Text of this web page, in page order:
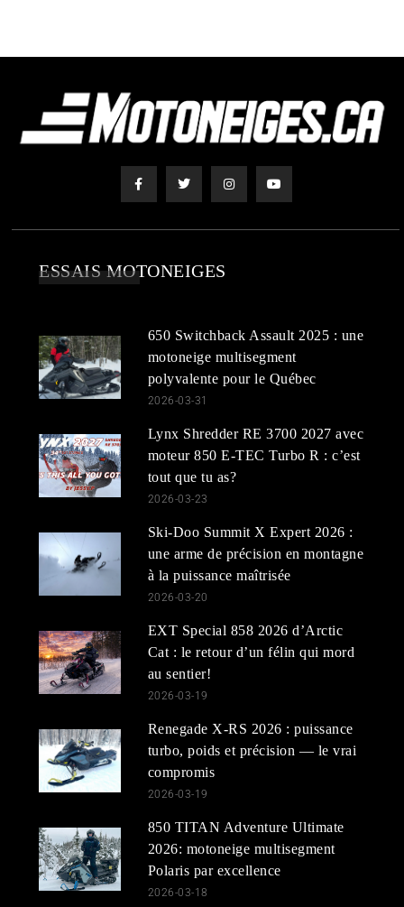
ESSAIS MOTONEIGES
650 Switchback Assault 2025 : une
motoneige multisegment
polyvalente pour le Québec
2026-03-31
Lynx Shredder RE 3700 2027 avec
moteur 850 E-TEC Turbo R : c’est
tout que tu as?
2026-03-23
Ski-Doo Summit X Expert 2026 :
une arme de précision en montagne
à la puissance maîtrisée
2026-03-20
EXT Special 858 2026 d’Arctic
Cat : le retour d’un félin qui mord
au sentier!
2026-03-19
Renegade X-RS 2026 : puissance
turbo, poids et précision — le vrai
compromis
2026-03-19
850 TITAN Adventure Ultimate
2026: motoneige multisegment
Polaris par excellence
2026-03-18